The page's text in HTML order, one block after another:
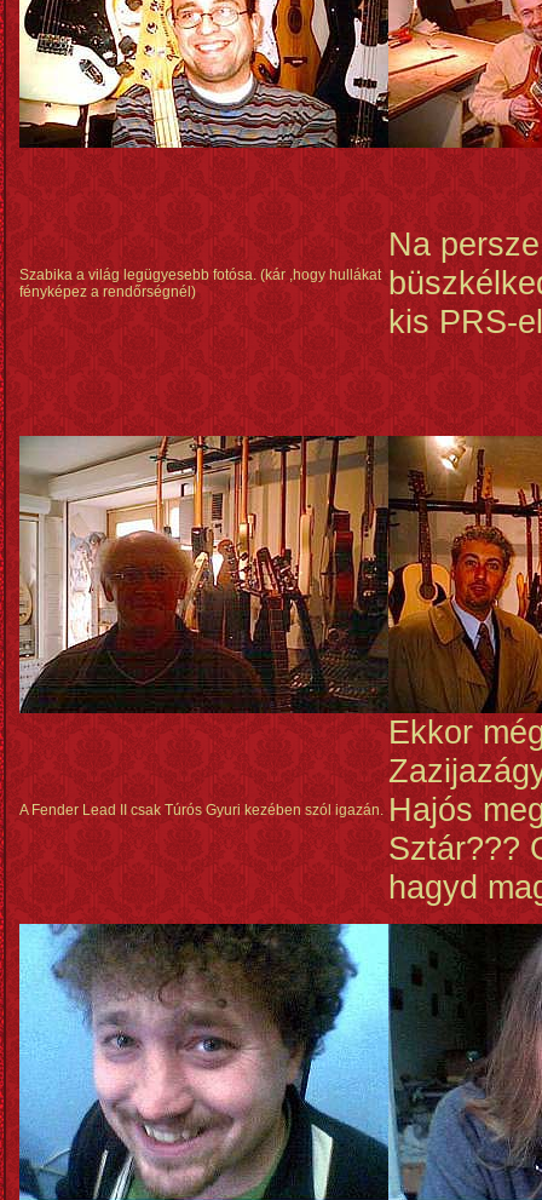
Szabika a világ legügyesebb fotósa. (kár ,hogy hullákat
fényképez a rendőrségnél)
Na persze
kis PRS-
A Fender Lead II csak Túrós Gyuri kezében szól igazán.
Ekkor
Hajós
Sztár???
hagyd